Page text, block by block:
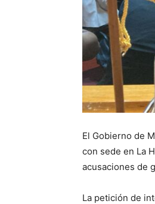
El Gobierno de
con sede en La
acusaciones de
La petición de